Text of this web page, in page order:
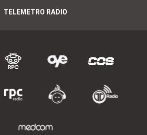
TELEMETRO RADIO